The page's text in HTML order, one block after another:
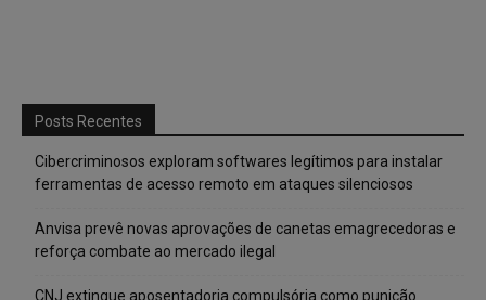
Posts Recentes
Cibercriminosos exploram softwares legítimos para instalar
ferramentas de acesso remoto em ataques silenciosos
Anvisa prevê novas aprovações de canetas emagrecedoras e
reforça combate ao mercado ilegal
CNJ extingue aposentadoria compulsória como punição